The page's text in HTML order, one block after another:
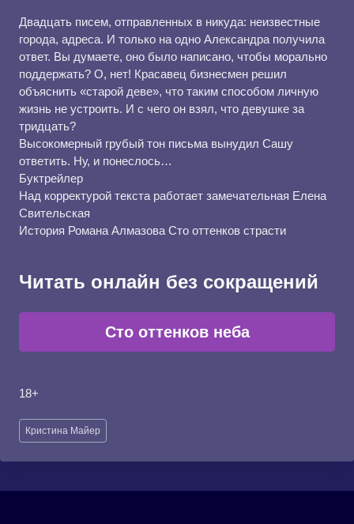
Двадцать писем, отправленных в никуда: неизвестные
города, адреса. И только на одно Александра получила
ответ. Вы думаете, оно было написано, чтобы морально
поддержать? О, нет! Красавец бизнесмен решил
объяснить «старой деве», что таким способом личную
жизнь не устроить. И с чего он взял, что девушке за
тридцать?
Высокомерный грубый тон письма вынудил Сашу
ответить. Ну, и понеслось…
Буктрейлер
Над корректурой текста работает замечательная Елена
Свительская
История Романа Алмазова Сто оттенков страсти
Читать онлайн без сокращений
Сто оттенков неба
18+
Метки
записи:
Кристина Майер